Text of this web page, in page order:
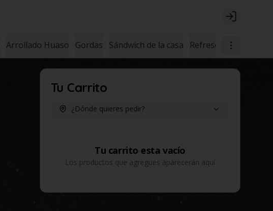
Login
Arrollado Huaso Gordas Sándwich de la casa Refrescos
Tu Carrito
¿Dónde quieres pedir?
Tu carrito esta vacío
Los productos que agregues aparecerán aquí